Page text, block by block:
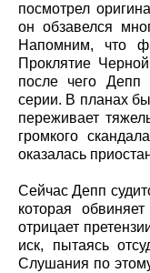
посмотрел
он обзавелся
Напомним, что
Проклятие
после чего
серии. В планах
переживает
громкого
оказалась
Сейчас Депп
которая
отрицает
иск, пытаясь
Слушания по